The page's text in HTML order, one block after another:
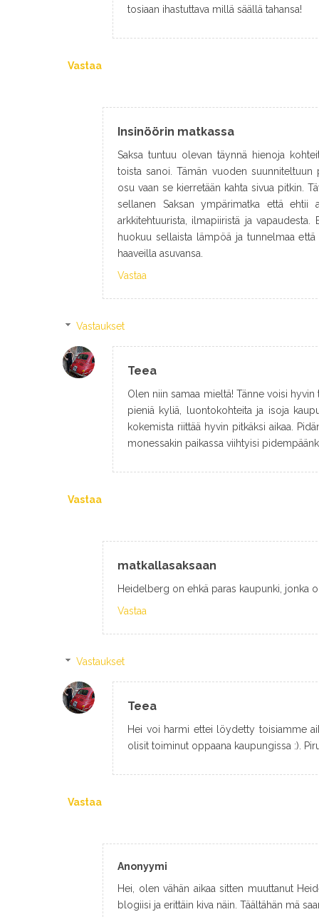
tosiaan ihastuttava millä säällä tahansa!
Vastaa
Insinöörin matkassa
Saksa tuntuu olevan täynnä hienoja
toista sanoi. Tämän vuoden suunniteltuun
osu vaan se kierretään kahta sivua pitkin.
sellanen Saksan ympärimatka että ehtii
arkkitehtuurista, ilmapiiristä ja vapaudesta.
huokuu sellaista lämpöä ja tunnelmaa
haaveilla asuvansa.
Vastaa
Vastaukset
Teea
Olen niin samaa mieltä! Tänne voisi
pieniä kyliä, luontokohteita ja isoja
kokemista riittää hyvin pitkäksi aikaa.
monessakin paikassa viihtyisi
Vastaa
matkallasaksaan
Heidelberg on ehkä paras kaupunki, jonka
Vastaa
Vastaukset
Teea
Hei voi harmi ettei löydetty toisiamme
olisit toiminut oppaana kaupungissa :).
Vastaa
Anonyymi
Hei, olen vähän aikaa sitten muuttanut
blogiisi ja erittäin kiva näin. Täältähän mä